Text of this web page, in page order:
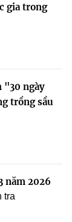
gia trong
"30 ngày
trồng sầu
năm 2026
tra